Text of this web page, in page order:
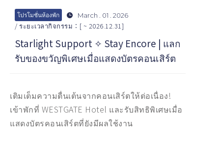
โปรโมชั่นห้องพัก March . 01 . 2026
/ ระยะเวลากิจกรรม：[ ~ 2026.12.31]
Starlight Support ✧ Stay Encore | แลก
รับของขวัญพิเศษเมื่อแสดงบัตรคอนเสิร์ต
เติมเต็มความตื่นเต้นจากคอนเสิร์ตให้ต่อเนื่อง!
เข้าพักที่ WESTGATE Hotel และรับสิทธิพิเศษเมื่อ
แสดงบัตรคอนเสิร์ตที่ยังมีผลใช้งาน